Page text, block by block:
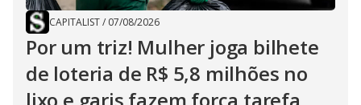
CAPITALIST/ 07/08/2026
Por um triz! Mulher joga bilhete
de loteria de R$ 5,8 milhões no